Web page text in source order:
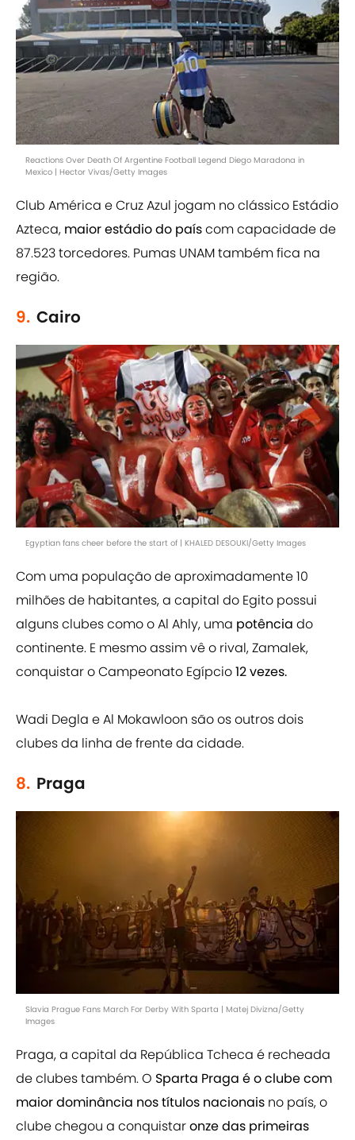
Reactions Over Death Of Argentine Football Legend Diego Maradona in
Mexico | Hector Vivas/Getty Images
Club América e Cruz Azul jogam no clássico Estádio
Azteca, maior estádio do paíscom capacidade de
87.523 torcedores. Pumas UNAM também fica na
região.
9. Cairo
Egyptian fans cheer before the start of | KHALED DESOUKI/Getty Images
Com uma população de aproximadamente 10
milhões de habitantes, a capital do Egito possui
alguns clubes como o Al Ahly, uma potência do
continente. E mesmo assim vê o rival, Zamalek,
conquistar o Campeonato Egípcio12 vezes.
Wadi Degla e Al Mokawloon são os outros dois
clubes da linha de frente da cidade.
8. Praga
Slavia Prague Fans March For Derby With Sparta | Matej Divizna/Getty
Images
Praga, a capital da República Tcheca é recheada
de clubes também. O Sparta Praga é o clube com
maior dominância nos títulos nacionais no país, o
clube chegou a conquistaronze das primeiras